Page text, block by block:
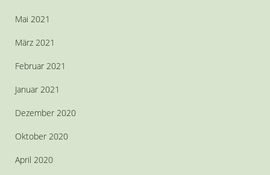
Mai 2021
März 2021
Februar 2021
Januar 2021
Dezember 2020
Oktober 2020
April 2020